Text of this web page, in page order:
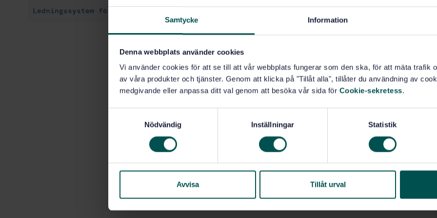
Samtycke Information
Denna webbplats använder cookies
Vi använder cookies för att se till att vår webbplats fungerar som den ska, för att mäta trafik
av våra produkter och tjänster. Genom att klicka på "Tillåt alla", tillåter du användning av
medgivande eller anpassa ditt val genom att besöka vår sida för Cookie-sekretess.
s
Nödvändig Inställningar Statistik
Avvisa Tillåt urval
Ledningssystem för arbetsmiljö (04.030)